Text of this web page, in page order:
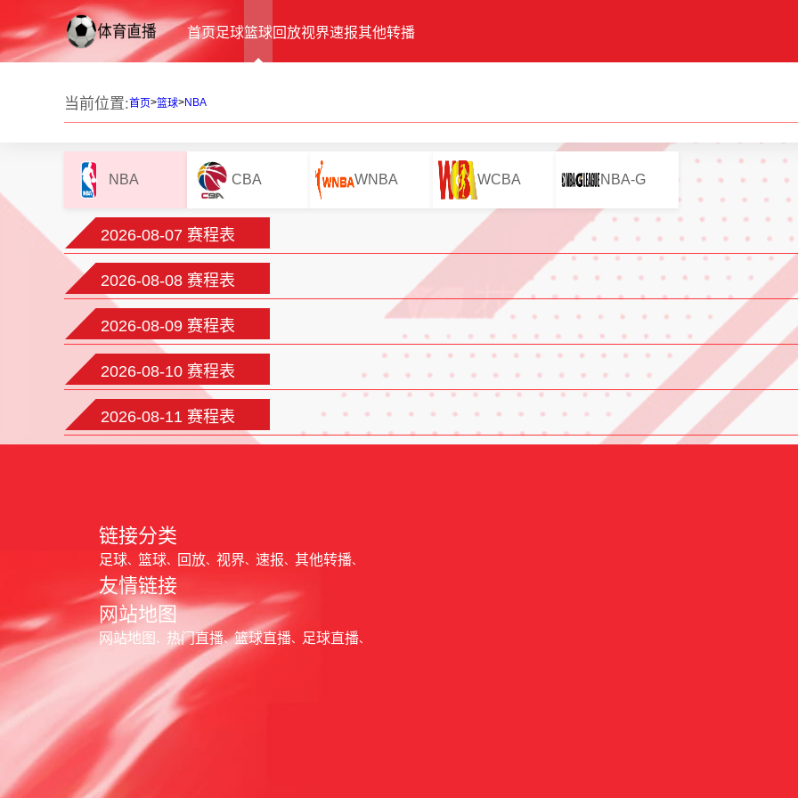
首页足球篮球回放视界速报其他转播
当前位置:首页>篮球>NBA
NBA CBA WNBA WCBA NBA-G
2026-08-07 赛程表
2026-08-08 赛程表
2026-08-09 赛程表
2026-08-10 赛程表
2026-08-11 赛程表
链接分类
足球 篮球 回放 视界 速报 其他转播
友情链接
网站地图
网站地图 热门直播 篮球直播 足球直播